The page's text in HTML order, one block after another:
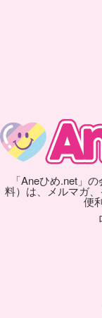
「Aneひめ.net」
料）は、メルマガ
便